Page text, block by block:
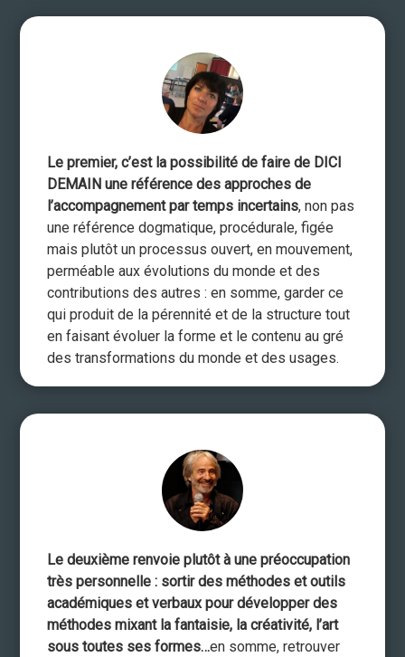
Le premier, c’est la possibilité de faire de DICI
DEMAIN une référence des approches de
l’accompagnement par temps incertains, non pas
une référence dogmatique, procédurale, figée
mais plutôt un processus ouvert, en mouvement,
perméable aux évolutions du monde et des
contributions des autres : en somme, garder ce
qui produit de la pérennité et de la structure tout
en faisant évoluer la forme et le contenu au gré
des transformations du monde et des usages.
Le deuxième renvoie plutôt à une préoccupation
très personnelle : sortir des méthodes et outils
académiques et verbaux pour développer des
méthodes mixant la fantaisie, la créativité, l’art
sous toutes ses formes…en somme, retrouver